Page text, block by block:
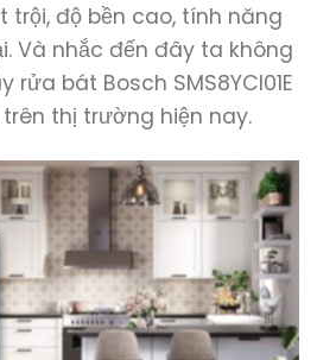
trội, độ bền cao, tính năng
Và nhắc đến đây ta không
bát Bosch SMS8YCI01E
thị trường hiện nay.